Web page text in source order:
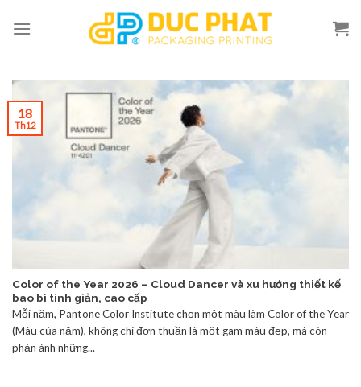
Color of the Year 2026 – Cloud Dancer và xu hướng thiết kế
bao bì tinh giản, cao cấp
Mỗi năm, Pantone Color Institute chọn một màu làm Color of the Year
(Màu của năm), không chỉ đơn thuần là một gam màu đẹp, mà còn
phản ánh những...
18
Th12